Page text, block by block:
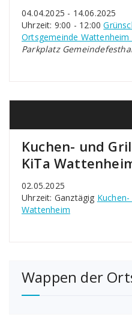
04.04.2025 - 14.06.2025
Uhrzeit: 9:00 - 12:00
Ortsgemeinde Wattenheim
Parkplatz
Kuchen- und
KiTa
02.05.2025
Uhrzeit: Ganztägig
Wattenheim
Wappen der